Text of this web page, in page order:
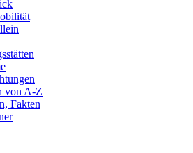
von A-Z
Fakten